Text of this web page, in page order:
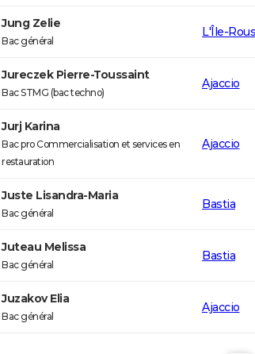
Jung Zelie
Bac général
L'Île-
Jureczek Pierre-Toussaint
Bac STMG (bac techno)
Ajaccio
Jurj Karina
Bac pro Commercialisation et services en
restauration
Ajaccio
Juste Lisandra-Maria
Bac général
Bastia
Juteau Melissa
Bac général
Bastia
Juzakov Elia
Bac général
Ajaccio